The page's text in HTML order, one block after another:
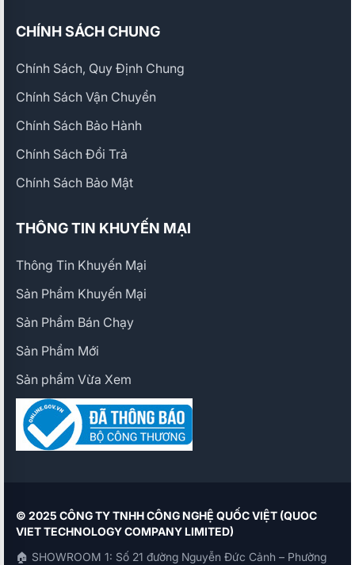
CHÍNH SÁCH CHUNG
Chính Sách, Quy Định Chung
Chính Sách Vận Chuyển
Chính Sách Bảo Hành
Chính Sách Đổi Trả
Chính Sách Bảo Mật
THÔNG TIN KHUYẾN MẠI
Thông Tin Khuyến Mại
Sản Phẩm Khuyến Mại
Sản Phẩm Bán Chạy
Sản Phẩm Mới
Sản phẩm Vừa Xem
© 2025 CÔNG TY TNHH CÔNG NGHỆ QUỐC VIỆT (QUOC
VIET TECHNOLOGY COMPANY LIMITED)
🏠 SHOWROOM 1: Số 21 đường Nguyễn Đức Cảnh – Phường